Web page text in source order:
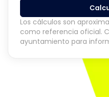
Los cálculos son
como referencia oficial.
ayuntamiento para